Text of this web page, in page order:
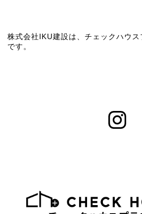
株式会社IKU建設は、チェックハウ
です。